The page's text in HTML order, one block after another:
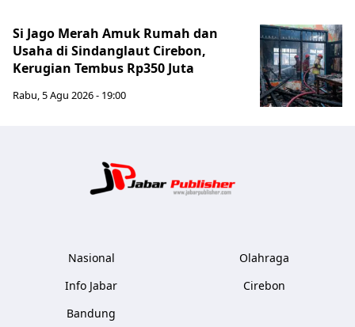
Si Jago Merah Amuk Rumah dan
Usaha di Sindanglaut Cirebon,
Kerugian Tembus Rp350 Juta
Rabu, 5 Agu 2026 - 19:00
Nasional
Info Jabar
Bandung
Olahraga
Cirebon